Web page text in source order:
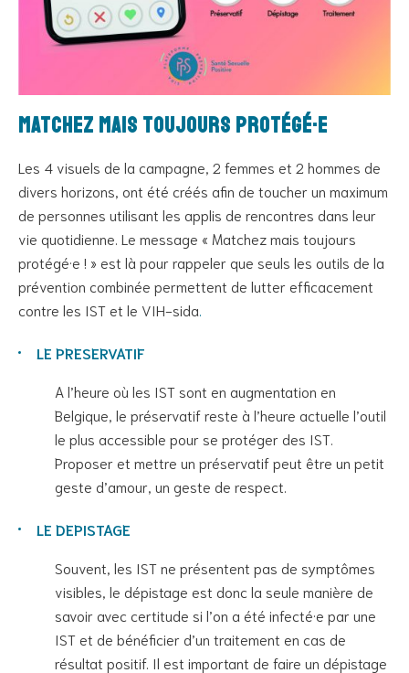
Matchez mais toujours protégé·e
Les 4 visuels de la campagne, 2 femmes et 2 hommes de
divers horizons, ont été créés afin de toucher un maximum
de personnes utilisant les applis de rencontres dans leur
vie quotidienne. Le message « Matchez mais toujours
protégé·e ! » est là pour rappeler que seuls les outils de la
prévention combinée permettent de lutter efficacement
contre les IST et le VIH-sida
LE PRESERVATIF
A l’heure où les IST sont en augmentation en
Belgique, le préservatif reste à l’heure actuelle l’outil
le plus accessible pour se protéger des IST.
Proposer et mettre un préservatif peut être un petit
geste d’amour, un geste de respect.
LE DEPISTAGE
Souvent, les IST ne présentent pas de symptômes
visibles, le dépistage est donc la seule manière de
savoir avec certitude si l’on a été infecté·e par une
IST et de bénéficier d’un traitement en cas de
résultat positif. Il est important de faire un dépistage